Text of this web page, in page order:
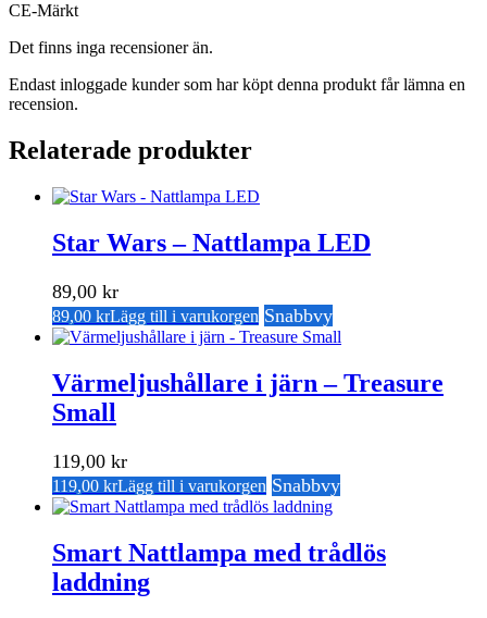
CE-Märkt
Det finns inga recensioner än.
Endast inloggade kunder som har köpt denna produkt får lämna en
recension.
Relaterade produkter
Star Wars – Nattlampa LED
89,00 kr
89,00 krLägg till i varukorgen Snabbvy
Värmeljushållare i järn – Treasure
Small
119,00 kr
119,00 krLägg till i varukorgen Snabbvy
Smart Nattlampa med trådlös
laddning